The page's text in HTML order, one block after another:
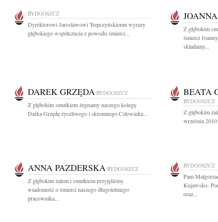
BYDGOSZCZ
Dyrektorowi Jarosławowi Trepczyńskiemu wyrazy
głębokiego współczucia z powodu śmierci...
Z głębokim
śmierci
składamy...
DAREK GRZĘDA BYDGOSZCZ
Z głębokim smutkiem żegnamy naszego kolegę
Darka Grzędę życzliwego i skromnego Człowieka...
BEATA
BYDGOSZCZ
Z głębokim
września
ANNA PAZDERSKA BYDGOSZCZ
Z głębokim żalem i smutkiem przyjęliśmy
wiadomość o śmierci naszego długoletniego
pracownika...
BYDGOSZCZ
Pani
Kujawsko-
oraz...